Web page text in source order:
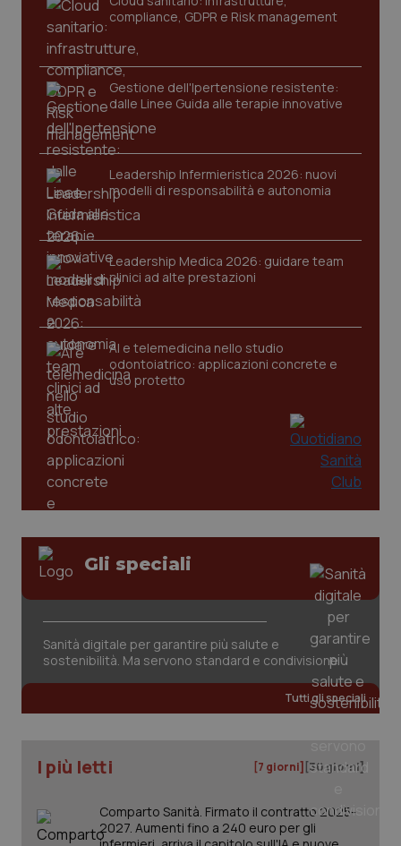
compliance, GDPR e Risk management
Gestione dell'Ipertensione resistente:
dalle Linee Guida alle terapie innovative
Leadership Infermieristica 2026: nuovi
modelli di responsabilità e autonomia
Leadership Medica 2026: guidare team
clinici ad alte prestazioni
AI e telemedicina nello studio
odontoiatrico: applicazioni concrete e
uso protetto
Gli speciali
Sanità digitale per garantire più salute e
sostenibilità. Ma servono standard e condivisione
Tutti gli speciali
I più letti [7 giorni] [30 giorni]
Comparto Sanità. Firmato il contratto 2025-
2027. Aumenti fino a 240 euro per gli
navigazione sulle pagine e l'accesso alle aree
protette del sito. Il sito web non è in grado di
funzionare correttamente senza questi cookie.
VISITOR_PRIVACY_METADATA
YouTube
.youtube.com
CookieScriptConsent
tracking-sites-ironfish-
www.quotidianosanita.it
session-id
www.quotidianosanita.it
Google LLC
.quotidianosanita.it